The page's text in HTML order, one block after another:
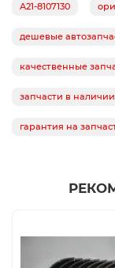
A21-8107130
дешевые
качественные
запчасти в наличии
гарантия на